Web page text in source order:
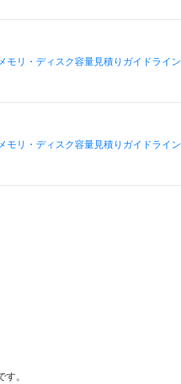
メモリ・ディスク容量見積りガイドライン
メモリ・ディスク容量見積りガイドライン
。